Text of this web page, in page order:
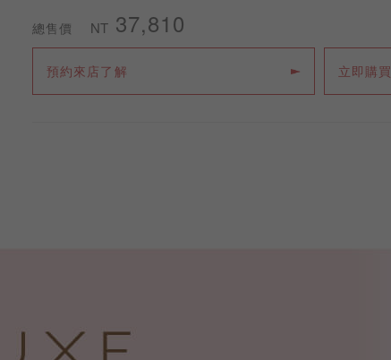
總售價 NT 37,810
立即購買
預約來店了解